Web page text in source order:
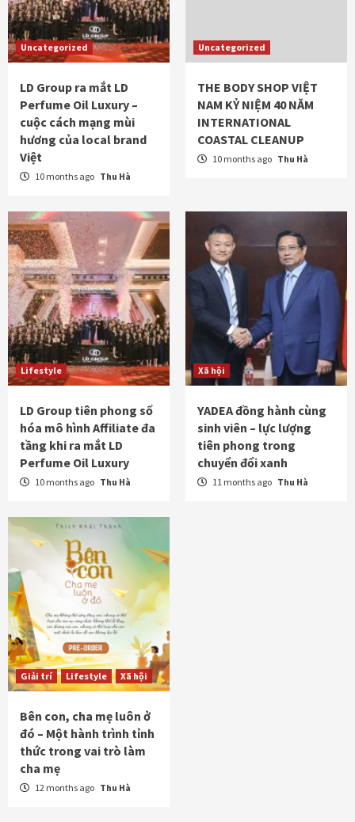
Uncategorized
LD Group ra mắt LD
Perfume Oil Luxury –
cuộc cách mạng mùi
hương của local brand
Việt
10 months ago Thu Hà
Uncategorized
THE BODY SHOP VIỆT
NAM KỶ NIỆM 40 NĂM
INTERNATIONAL
COASTAL CLEANUP
10 months ago Thu Hà
Lifestyle
LD Group tiên phong số
hóa mô hình Affiliate đa
tầng khi ra mắt LD
Perfume Oil Luxury
10 months ago Thu Hà
Xã hội
YADEA đồng hành cùng
sinh viên – lực lượng
tiên phong trong
chuyển đổi xanh
11 months ago Thu Hà
Giải trí Lifestyle Xã hội
Bên con, cha mẹ luôn ở
đó – Một hành trình tỉnh
thức trong vai trò làm
cha mẹ
12 months ago Thu Hà